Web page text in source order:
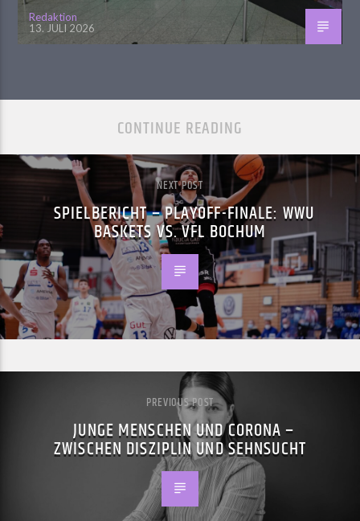
Redaktion
13. JULI 2026
CONTINUE READING
NEXT POST
SPIELBERICHT – PLAYOFF-FINALE: WWU
BASKETS VS. VFL BOCHUM
PREVIOUS POST
JUNGE MENSCHEN UND CORONA –
ZWISCHEN DISZIPLIN UND SEHNSUCHT